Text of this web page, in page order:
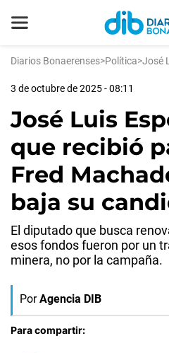
Diarios Bonaerenses>Política>José
3 de octubre de 2025 - 08:11
José Luis
que recibió
Fred
baja su
El diputado que busca
esos fondos fueron por un
minera, no por la campaña.
Por Agencia DIB
Para compartir: